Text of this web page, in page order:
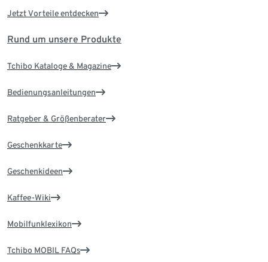
Jetzt Vorteile entdecken
Rund um unsere Produkte
Tchibo Kataloge & Magazine
Bedienungsanleitungen
Ratgeber & Größenberater
Geschenkkarte
Geschenkideen
Kaffee-Wiki
Mobilfunklexikon
Tchibo MOBIL FAQs